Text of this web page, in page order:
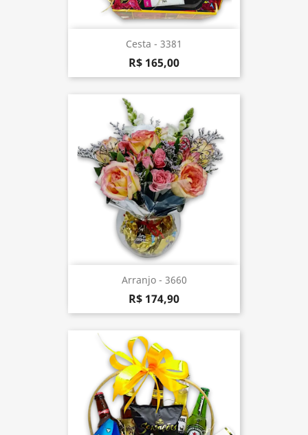
Cesta - 3381
R$ 165,00
Arranjo - 3660
R$ 174,90